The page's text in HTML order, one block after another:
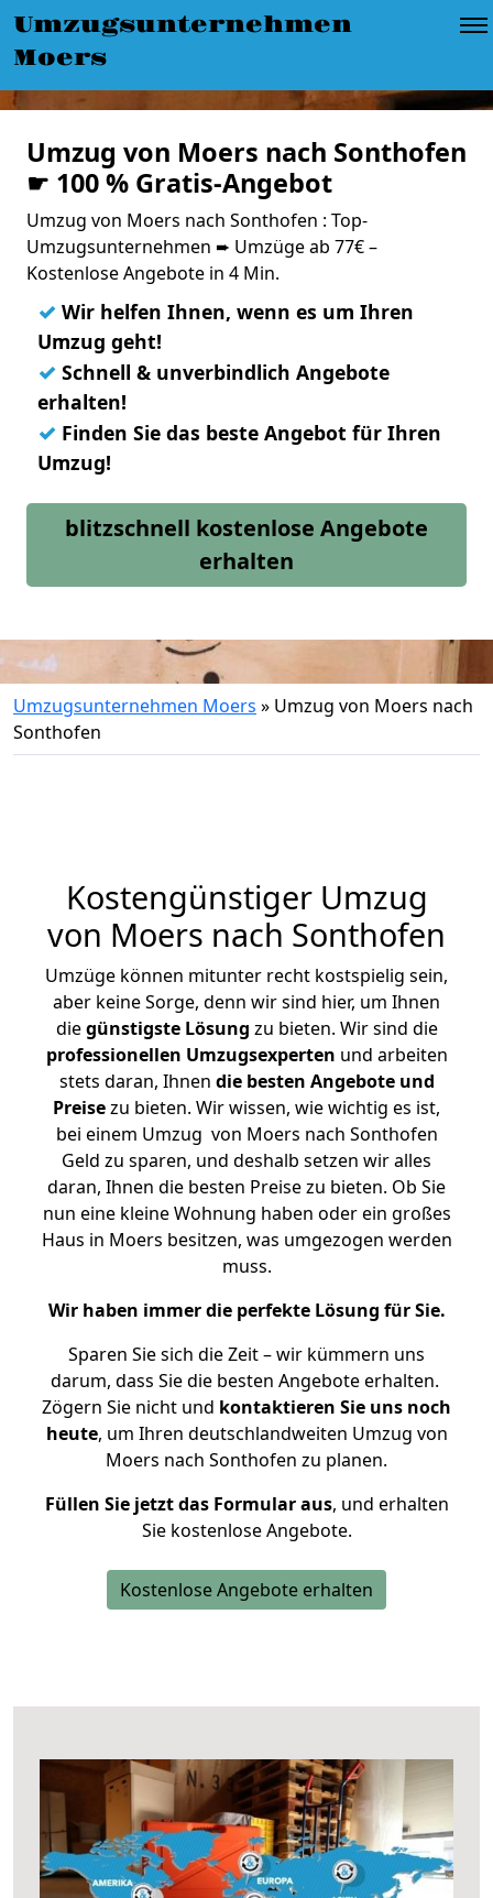
Umzugsunternehmen
Moers
Umzug von Moers nach Sonthofen
☛ 100 % Gratis-Angebot
Umzug von Moers nach Sonthofen : Top-
Umzugsunternehmen ➨ Umzüge ab 77€ –
Kostenlose Angebote in 4 Min.
✓ Wir helfen Ihnen, wenn es um Ihren
Umzug geht!
✓ Schnell & unverbindlich Angebote
erhalten!
✓ Finden Sie das beste Angebot für Ihren
Umzug!
blitzschnell kostenlose Angebote
erhalten
Umzugsunternehmen Moers » Umzug von Moers nach
Sonthofen
Kostengünstiger Umzug
von Moers nach Sonthofen
Umzüge können mitunter recht kostspielig sein,
aber keine Sorge, denn wir sind hier, um Ihnen
diegünstigste Lösung zu bieten. Wir sind die
professionellen Umzugsexperten und arbeiten
stets daran, Ihnen die besten Angebote und
Preisezu bieten. Wir wissen, wie wichtig es ist,
bei einem Umzug von Moers nach Sonthofen
Geld zu sparen, und deshalb setzen wir alles
daran, Ihnen die besten Preise zu bieten. Ob Sie
nun eine kleine Wohnung haben oder ein großes
Haus in Moers besitzen, was umgezogen werden
muss.
Wir haben immer die perfekte Lösung für Sie.
Sparen Sie sich die Zeit – wir kümmern uns
darum, dass Sie die besten Angebote erhalten.
Zögern Sie nicht und kontaktieren Sie uns noch
heute, um Ihren deutschlandweiten Umzug von
Moers nach Sonthofen zu planen.
Füllen Sie jetzt das Formular aus, und erhalten
Sie kostenlose Angebote.
Kostenlose Angebote erhalten